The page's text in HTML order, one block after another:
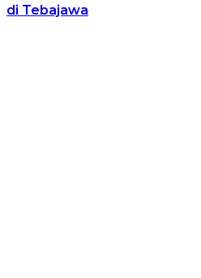
di Tebajawa